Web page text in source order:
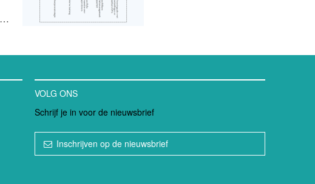
VOLG ONS
Schrijf je in voor de nieuwsbrief
Inschrijven op de nieuwsbrief